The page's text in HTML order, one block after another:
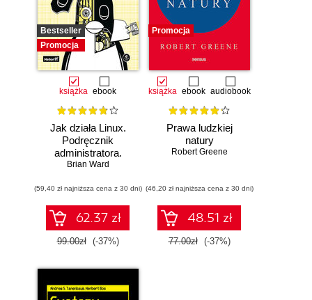
Bestseller
Promocja
książka ebook
Jak działa Linux.
Podręcznik
administratora.
Wydanie III
Brian Ward
(59,40 zł najniższa cena z 30 dni)
62.37 zł
99.00zł (-37%)
Promocja
książka ebook audiobook
Prawa ludzkiej
natury
Robert Greene
(46,20 zł najniższa cena z 30 dni)
48.51 zł
77.00zł (-37%)